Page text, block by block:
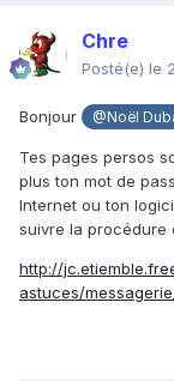
Chre
Posté(e) le
Bonjour @Noël
Tes pages persos
plus ton mot de
Internet ou ton
suivre la procédure
http://
astuces/